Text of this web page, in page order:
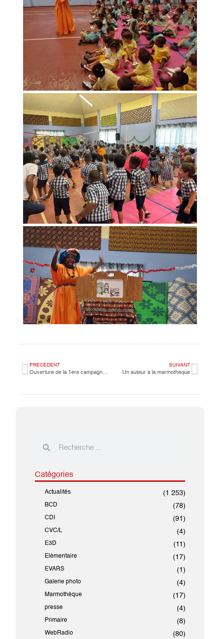
PRÉCÉDENT
Ouverture de la 1ère campagne des bourses scolaires 2024/2025
SUIVANT
Un auteur à la marmothèque
Catégories
Actualités (1 253)
BCD (78)
CDI (91)
CVC/L (4)
E3D (11)
Elémentaire (17)
EVARS (1)
Galerie photo (4)
Marmothèque (17)
presse (4)
Primaire (8)
WebRadio (80)